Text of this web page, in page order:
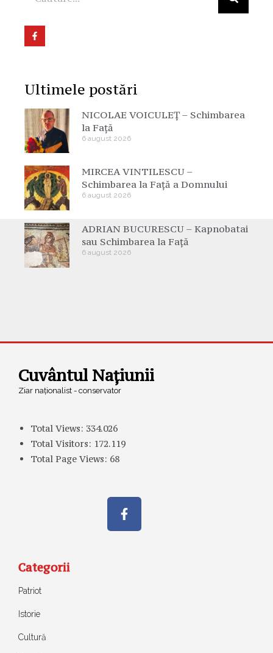
Ultimele postări
NICOLAE VOICULEȚ – Schimbarea
la Față
6 august 2026
MIRCEA VINTILESCU –
Schimbarea la Față a Domnului
6 august 2026
ADRIAN BUCURESCU – Kapnobatai
sau Schimbarea la Față
6 august 2026
Cuvântul Națiunii
Ziar naționalist - conservator
Total Views: 334.026
Total Visitors: 172.119
Total Page Views: 68
Categorii
Patriot
Istorie
Cultură